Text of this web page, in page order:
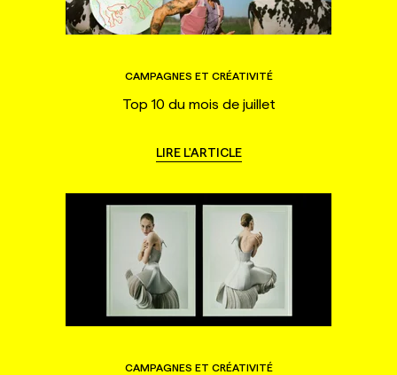
CAMPAGNES ET CRÉATIVITÉ
Top 10 du mois de juillet
LIRE L'ARTICLE
CAMPAGNES ET CRÉATIVITÉ